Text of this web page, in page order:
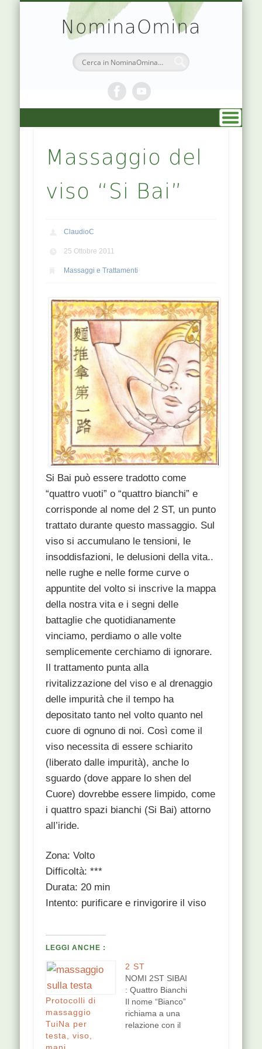
NominaOmina
HOME
CHI SONO
MEDICINA CINESE
SIMBOLOGIA
ATLANTE PUNTI
TEORIA & APPUNTI
DR. AGO
PRENOTAZIONI
Massaggio del
viso “Si Bai”
ClaudioC
25 Ottobre 2011
Massaggi e Trattamenti
Si Bai può essere tradotto come
“quattro vuoti” o “quattro bianchi” e
corrisponde al nome del 2 ST, un punto
trattato durante questo massaggio. Sul
viso si accumulano le tensioni, le
insoddisfazioni, le delusioni della vita..
nelle rughe e nelle forme curve o
appuntite del volto si inscrive la mappa
della nostra vita e i segni delle
battaglie che quotidianamente
vinciamo, perdiamo o alle volte
semplicemente cerchiamo di ignorare.
Il trattamento punta alla
rivitalizzazione del viso e al drenaggio
delle impurità che il tempo ha
depositato tanto nel volto quanto nel
cuore di ognuno di noi. Così come il
viso necessita di essere schiarito
(liberato dalle impurità), anche lo
sguardo (dove appare lo shen del
Cuore) dovrebbe essere limpido, come
i quattro spazi bianchi (Si Bai) attorno
all’iride.
Zona: Volto
Difficoltà: ***
Durata: 20 min
Intento: purificare e rinvigorire il viso
LEGGI ANCHE :
Protocolli di
massaggio
TuiNa per
testa, viso,
mani
2 ST
NOMI 2ST SIBAI
: Quattro Bianchi
Il nome “Bianco”
richiama a una
relazione con il